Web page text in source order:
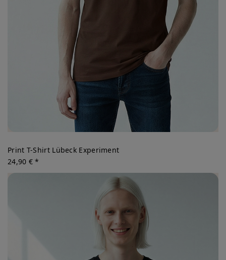
Print T-Shirt Lübeck Experiment
24,90 € *